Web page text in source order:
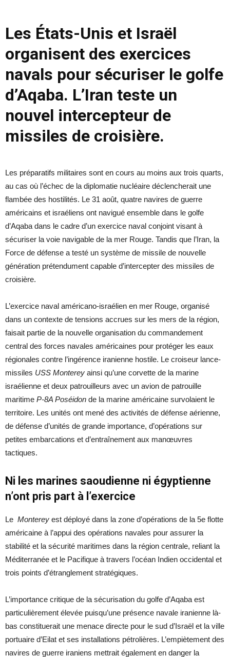
Les États-Unis et Israël
organisent des exercices
navals pour sécuriser le golfe
d’Aqaba. L’Iran teste un
nouvel intercepteur de
missiles de croisière.
Les préparatifs militaires sont en cours au moins aux trois quarts,
au cas où l’échec de la diplomatie nucléaire déclencherait une
flambée des hostilités. Le 31 août, quatre navires de guerre
américains et israéliens ont navigué ensemble dans le golfe
d’Aqaba dans le cadre d’un exercice naval conjoint visant à
sécuriser la voie navigable de la mer Rouge. Tandis que l’Iran, la
Force de défense a testé un système de missile de nouvelle
génération prétendument capable d’intercepter des missiles de
croisière.
L’exercice naval américano-israélien en mer Rouge, organisé
dans un contexte de tensions accrues sur les mers de la région,
faisait partie de la nouvelle organisation du commandement
central des forces navales américaines pour protéger les eaux
régionales contre l’ingérence iranienne hostile. Le croiseur lance-
missiles USS Monterey ainsi qu’une corvette de la marine
israélienne et deux patrouilleurs avec un avion de patrouille
maritime P-8A Poséidon de la marine américaine survolaient le
territoire. Les unités ont mené des activités de défense aérienne,
de défense d’unités de grande importance, d’opérations sur
petites embarcations et d’entraînement aux manœuvres
tactiques.
Ni les marines saoudienne ni égyptienne
n’ont pris part à l’exercice
Le Monterey est déployé dans la zone d’opérations de la 5e flotte
américaine à l’appui des opérations navales pour assurer la
stabilité et la sécurité maritimes dans la région centrale, reliant la
Méditerranée et le Pacifique à travers l’océan Indien occidental et
trois points d’étranglement stratégiques.
L’importance critique de la sécurisation du golfe d’Aqaba est
particulièrement élevée puisqu’une présence navale iranienne là-
bas constituerait une menace directe pour le sud d’Israël et la ville
portuaire d’Eilat et ses installations pétrolières. L’empiètement des
navires de guerre iraniens mettrait également en danger la